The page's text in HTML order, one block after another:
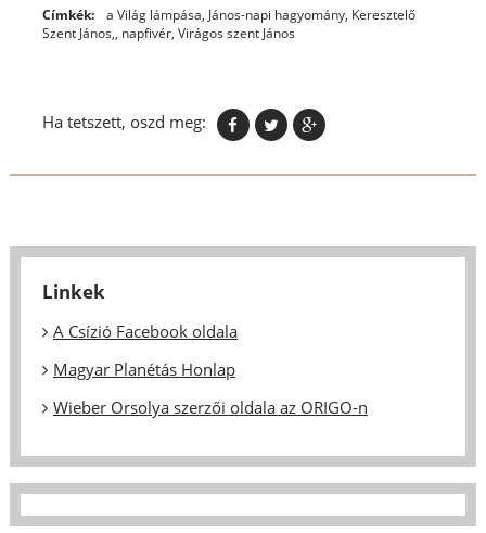
Címkék: a Világ lámpása, János-napi hagyomány, Keresztelő
Szent János,, napfivér, Virágos szent János
Ha tetszett, oszd meg:
Linkek
A Csízió Facebook oldala
Magyar Planétás Honlap
Wieber Orsolya szerzői oldala az ORIGO-n